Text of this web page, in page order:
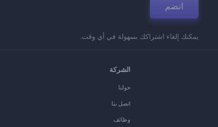
انضم
يمكنك إلغاء اشتراكك بسهولة في أي وقت.
الشركة
حولنا
اتصل بنا
وظائف